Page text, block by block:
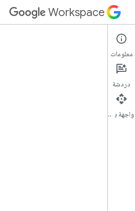
Workspace
Apps Script
نظرة عامة
معلومات
دردشة
واجهة برمجة التطبيقات